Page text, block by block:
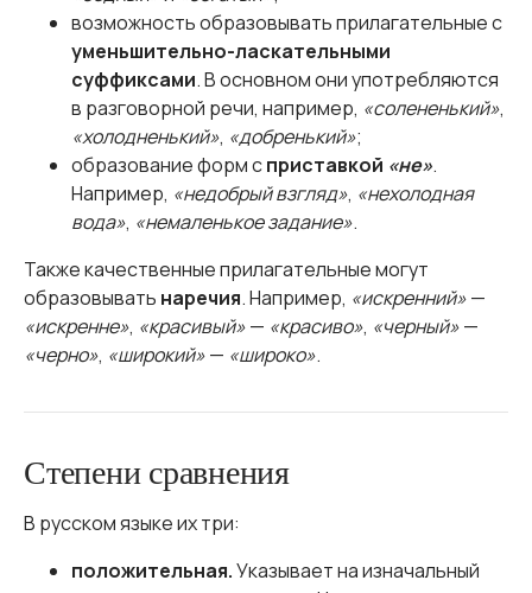
возможность образовывать прилагательные с
уменьшительно-ласкательными
суффиксами. В основном они употребляются
в разговорной речи, например, «солененький»,
«холодненький», «добренький»;
образование форм сприставкой «не».
Например, «недобрый взгляд», «нехолодная
вода», «немаленькое задание».
Также качественные прилагательные могут
образовывать наречия. Например, «искренний»—
«искренне», «красивый»— «красиво», «черный»—
«черно», «широкий»— «широко».
Степени сравнения
В русском языке их три:
положительная.Указывает на изначальный